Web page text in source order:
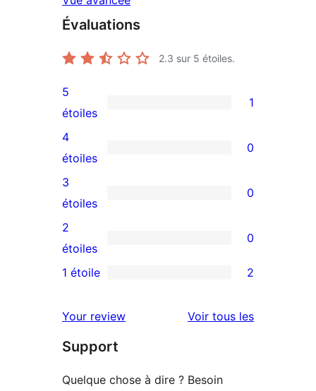
Évaluations
2.3 sur 5 étoiles.
1
avis
à
5
étoile
5
étoiles
1
0
avis
à
4
étoile
4
étoiles
0
0
avis
à
3
3
étoiles
0
0
avis
2
2
étoiles
0
à
1
1 étoile 2
Your review Voir tous lesavis
Support
Quelque chose à dire ? Besoin